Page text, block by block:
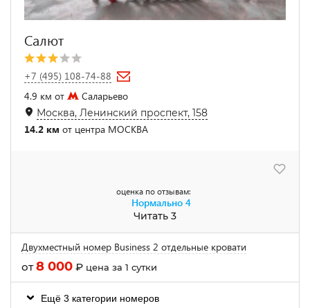
Салют
+7 (495) 108-74-88
4.9 км от
Саларьево
Москва, Ленинский проспект, 158
14.2 км от центра МОСКВА
оценка по отзывам:
Нормально 4
Читать 3
Двухместный номер Business 2 отдельные кровати
от8 000 ₽ цена за 1 сутки
Ещё 3 категории номеров